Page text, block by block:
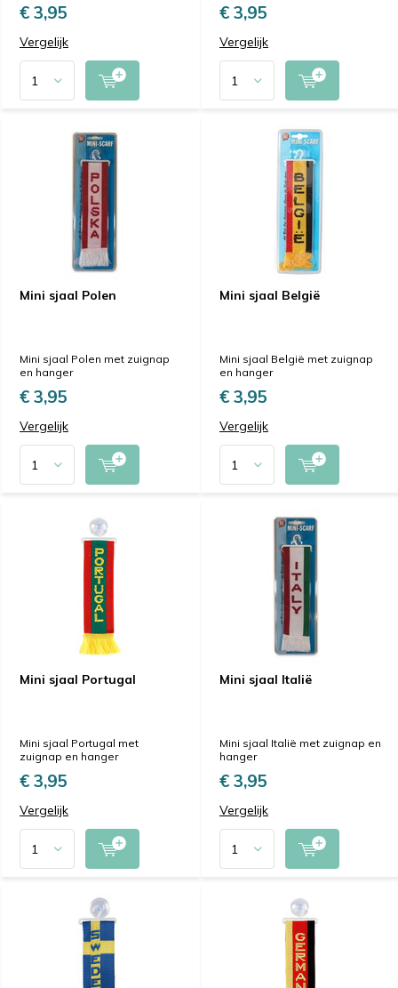
€ 3,95
Vergelijk
€ 3,95
Vergelijk
Mini sjaal Polen
Mini sjaal Polen met zuignap
en hanger
€ 3,95
Vergelijk
Mini sjaal België
Mini sjaal België met zuignap
en hanger
€ 3,95
Vergelijk
Mini sjaal Portugal
Mini sjaal Portugal met
zuignap en hanger
€ 3,95
Vergelijk
Mini sjaal Italië
Mini sjaal Italië met zuignap en
hanger
€ 3,95
Vergelijk